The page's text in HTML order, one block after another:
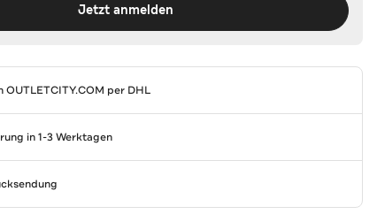
Jetzt anmelden
OUTLETCITY.COM per DHL
in 1-3 Werktagen